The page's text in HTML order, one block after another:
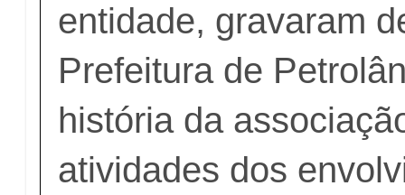
entidade, gravaram
Prefeitura de
história da
atividades dos